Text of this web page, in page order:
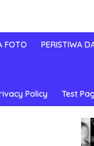
FOTO PERISTIWA
Policy Test